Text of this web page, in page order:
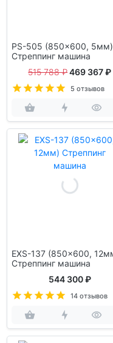
PS-505 (850x600, 5мм)
Стреппинг машина
515 788 ₽469 367 ₽
5 отзывов
EXS-137 (850x600,
Стреппинг машина
544 300 ₽
14 отзывов